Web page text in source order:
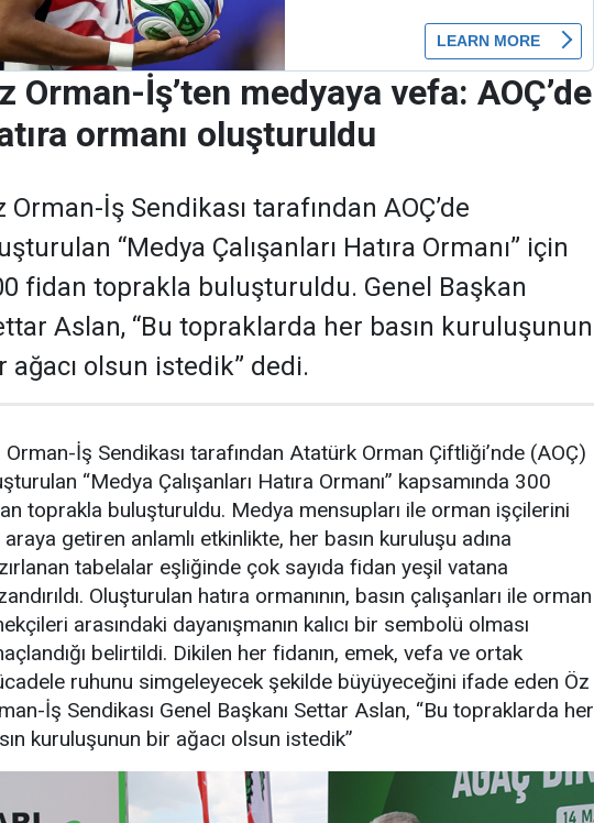
Orman-İş’ten medyaya vefa: AOÇ’de
ormanı oluşturuldu
Orman-İş Sendikası tarafından AOÇ’de
“Medya Çalışanları Hatıra Ormanı” için
fidan toprakla buluşturuldu. Genel Başkan
Aslan, “Bu topraklarda her basın kuruluşunun
ağacı olsun istedik” dedi.
Orman-İş Sendikası tarafından Atatürk Orman Çiftliği’nde (AOÇ)
“Medya Çalışanları Hatıra Ormanı” kapsamında 300
toprakla buluşturuldu. Medya mensupları ile orman işçilerini
getiren anlamlı etkinlikte, her basın kuruluşu adına
tabelalar eşliğinde çok sayıda fidan yeşil vatana
Oluşturulan hatıra ormanının, basın çalışanları ile orman
arasındaki dayanışmanın kalıcı bir sembolü olması
belirtildi. Dikilen her fidanın, emek, vefa ve ortak
ruhunu simgeleyecek şekilde büyüyeceğini ifade eden Öz
İş Sendikası Genel Başkanı Settar Aslan, “Bu topraklarda her
kuruluşunun bir ağacı olsun istedik”